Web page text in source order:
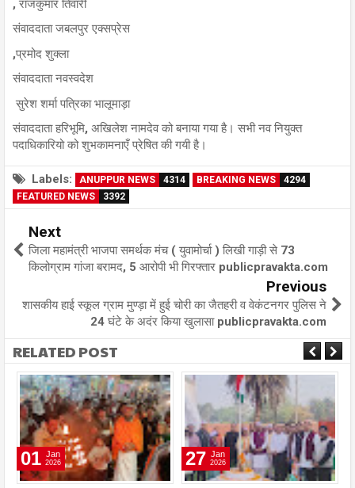
, राजकुमार तिवारी
संवाददाता जबलपुर एक्सप्रेस
,प्रमोद शुक्ला
संवाददाता नवस्वदेश
सुरेश शर्मा पत्रिका भालूमाड़ा
संवाददाता हरिभूमि, अखिलेश नामदेव को बनाया गया है। सभी नव नियुक्त
पदाधिकारियो को शुभकामनाएँ प्रेषित की गयी है।
Labels: ANUPPUR NEWS 4314 BREAKING NEWS
4294
FEATURED NEWS
3392
Next
जिला महामंत्री भाजपा समर्थक मंच ( युवामोर्चा ) लिखी गाड़ी से 73
किलोग्राम गांजा बरामद, 5 आरोपी भी गिरफ्तार publicpravakta.com
Previous
शासकीय हाई स्कूल ग्राम मुण्ड़ा में हुई चोरी का जैतहरी व वेकंटनगर पुलिस ने
24 घंटे के अदंर किया खुलासा publicpravakta.com
RELATED POST
27 Jan
2026 08 Feb
2026